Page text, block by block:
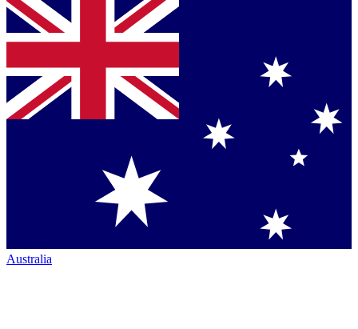
Australia